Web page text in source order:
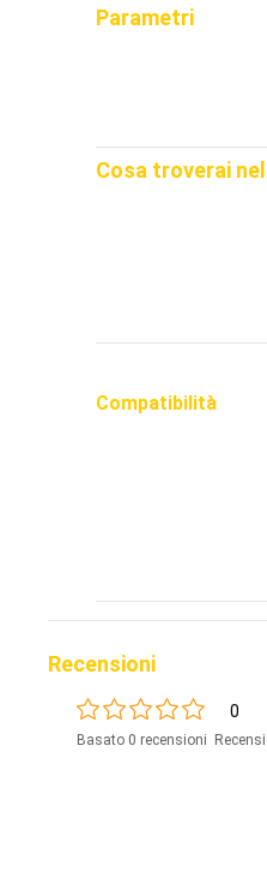
Parametri
Cosa troverai
Compatibilità
Recensioni
0
Basato 0 recensioni